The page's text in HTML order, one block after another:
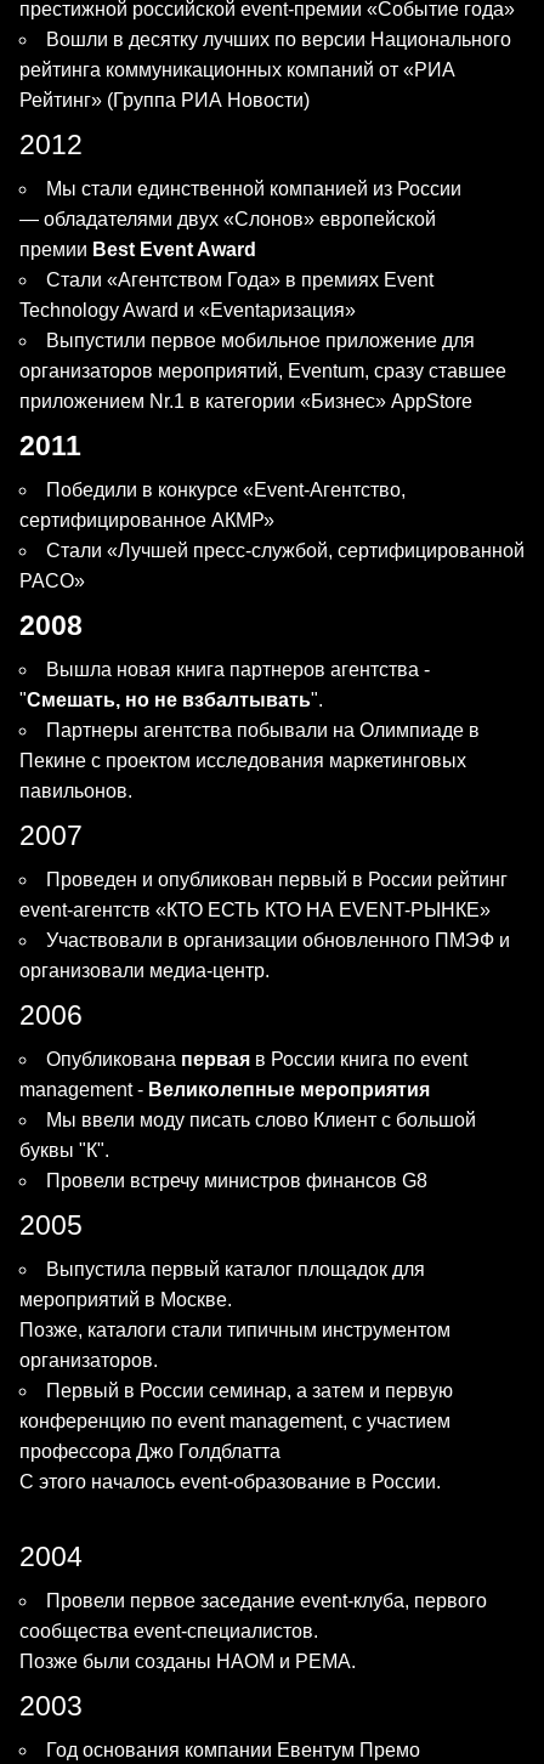
престижной российской event-премии «Событие года»
Вошли в десятку лучших по версии Национального
рейтинга коммуникационных компаний от «РИА
Рейтинг» (Группа РИА Новости)
2012
Мы стали единственной компанией из России
— обладателями двух «Слонов» европейской
премии Best Event Award
Стали «Агентством Года» в премиях Event
Technology Award и «Eventaризация»
Выпустили первое мобильное приложение для
организаторов мероприятий, Eventum, сразу ставшее
приложением Nr.1 в категории «Бизнес» AppStore
2011
Победили в конкурсе «Event-Агентство,
сертифицированное АКМР»
Стали «Лучшей пресс-службой, сертифицированной
РАСО»
2008
Вышла новая книга партнеров агентства -
"Смешать, но не взбалтывать".
Партнеры агентства побывали на Олимпиаде в
Пекине с проектом исследования маркетинговых
павильонов.
2007
Проведен и опубликован первый в России рейтинг
event-агентств «КТО ЕСТЬ КТО НА EVENT-РЫНКЕ»
Участвовали в организации обновленного ПМЭФ и
организовали медиа-центр.
2006
Опубликована первая в России книга по event
management - Великолепные мероприятия
Мы ввели моду писать слово Клиент с большой
буквы "К".
Провели встречу министров финансов G8
2005
Выпустила первый каталог площадок для
мероприятий в Москве.
Позже, каталоги стали типичным инструментом
организаторов.
Первый в России семинар, а затем и первую
конференцию по event management, с участием
профессора Джо Голдблатта
С этого началось event-образование в России.
2004
Провели первое заседание event-клуба, первого
сообщества event-специалистов.
Позже были созданы НАОМ и РЕМА.
2003
Год основания компании Евентум Премо